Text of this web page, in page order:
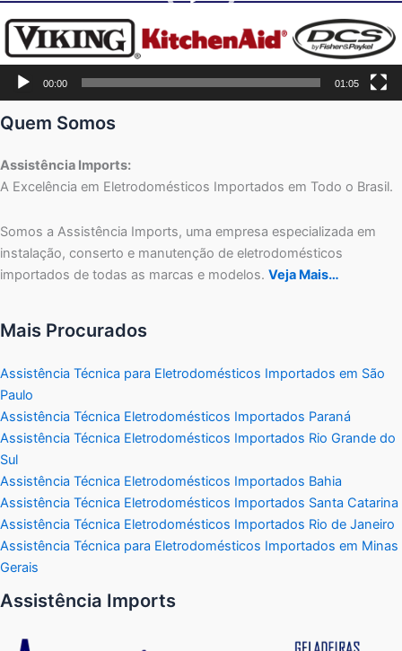
00:00 01:05
Quem Somos
Assistência Imports:
A Excelência em Eletrodomésticos Importados em Todo o Brasil.
Somos a Assistência Imports, uma empresa especializada em
instalação, conserto e manutenção de eletrodomésticos
importados de todas as marcas e modelos. Veja Mais…
Mais Procurados
Assistência Técnica para Eletrodomésticos Importados em São
Paulo
Assistência Técnica Eletrodomésticos Importados Paraná
Assistência Técnica Eletrodomésticos Importados Rio Grande do
Sul
Assistência Técnica Eletrodomésticos Importados Bahia
Assistência Técnica Eletrodomésticos Importados Santa Catarina
Assistência Técnica Eletrodomésticos Importados Rio de Janeiro
Assistência Técnica para Eletrodomésticos Importados em Minas
Gerais
Assistência Imports